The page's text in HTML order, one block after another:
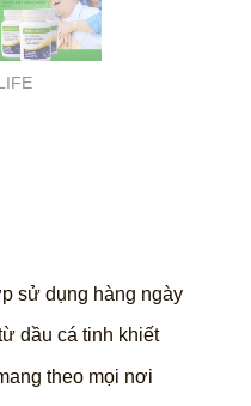
hiện
472.500 ₫.
sử dụng hàng ngày
dầu cá tinh khiết
theo mọi nơi